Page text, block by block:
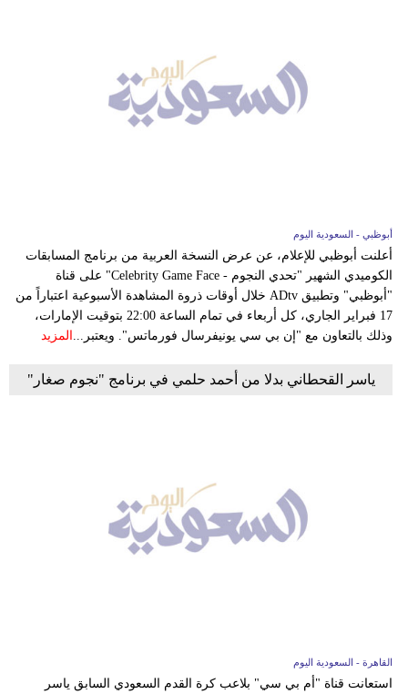
أبوظبي - السعودية اليوم
أعلنت أبوظبي للإعلام، عن عرض النسخة العربية من برنامج المسابقات
الكوميدي الشهير "تحدي النجوم - Celebrity Game Face" على قناة
"أبوظبي" وتطبيق ADtv خلال أوقات ذروة المشاهدة الأسبوعية اعتباراً من
17 فبراير الجاري، كل أربعاء في تمام الساعة 22:00 بتوقيت الإمارات،
وذلك بالتعاون مع "إن بي سي يونيفرسال فورماتس". ويعتبر... المزيد
ياسر القحطاني بدلا من أحمد حلمي في برنامج "نجوم صغار"
القاهرة - السعودية اليوم
استعانت قناة "أم بي سي" بلاعب كرة القدم السعودي السابق ياسر